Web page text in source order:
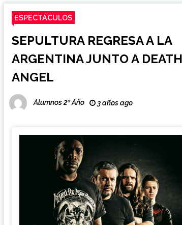
ESPECTÁCULOS
SEPULTURA REGRESA A LA
ARGENTINA JUNTO A DEATH
ANGEL
Alumnos 2º Año 3 años ago